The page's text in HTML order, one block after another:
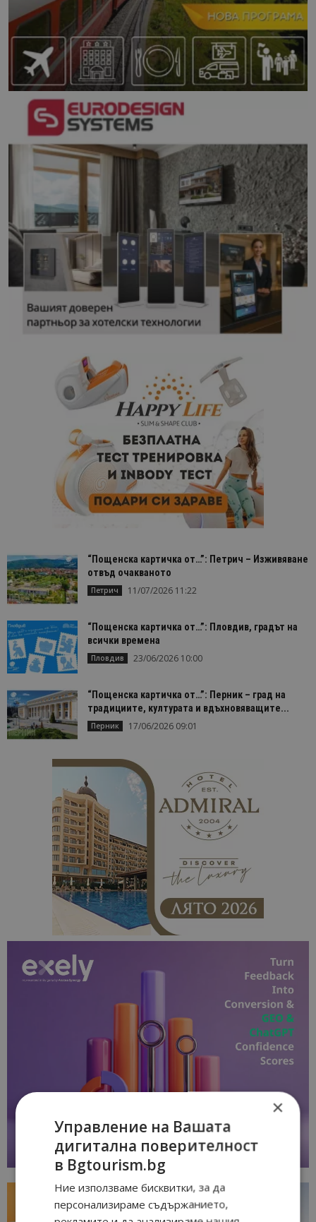
“Пощенска картичка от…”: Петрич – Изживяване
отвъд очакваното
Петрич 11/07/2026 11:22
“Пощенска картичка от…”: Пловдив, градът на
всички времена
Пловдив 23/06/2026 10:00
“Пощенска картичка от…”: Перник – град на
традициите, културата и вдъхновяващите...
Перник 17/06/2026 09:01
×
Управление на Вашата
дигитална поверителност
в Bgtourism.bg
Ние използваме бисквитки, за да
персонализираме съдържанието,